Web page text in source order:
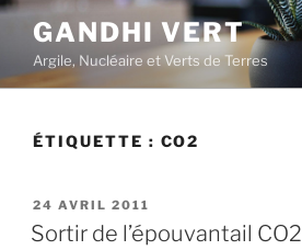
Aller
contenu
principal
GANDHI VERT
Argile, Nucléaire et Verts de Terres
ÉTIQUETTE : CO2
PUBLIÉ
LE
24 AVRIL 2011
Sortir de l’épouvantail CO2